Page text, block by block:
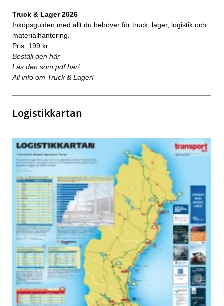
Truck & Lager 2026
Inköpsguiden med allt du behöver för truck, lager, logistik och
materialhantering.
Pris: 199 kr.
Beställ den här
Läs den som pdf här!
All info om Truck & Lager!
Logistikkartan